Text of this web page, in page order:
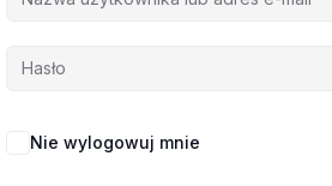
Nie wylogowuj mnie